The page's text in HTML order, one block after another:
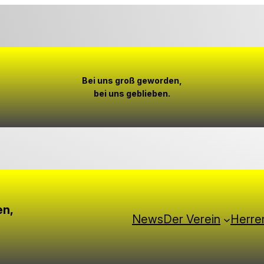
Bei uns groß geworden,
bei uns geblieben.
0029Vb6rklh6WaKeSFVhET2n
NewsDer Verein